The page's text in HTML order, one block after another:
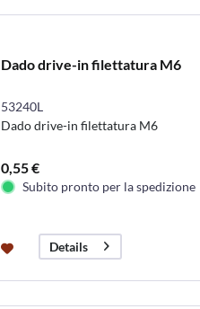
Dado drive-in filettatura M6
53240L
Dado drive-in filettatura M6
0,55 €
Subito pronto per la spedizione
Details